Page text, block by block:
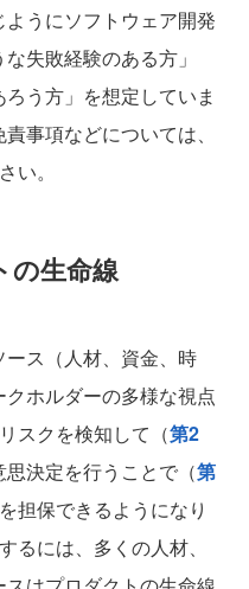
うにソフトウェア開発
失敗経験のある方」
う方」を想定していま
事項などについては、
い。
の生命線
ス（人材、資金、時
ホルダーの多様な視点
スクを検知して（第2
決定を行うことで（第
担保できるようになり
るには、多くの人材、